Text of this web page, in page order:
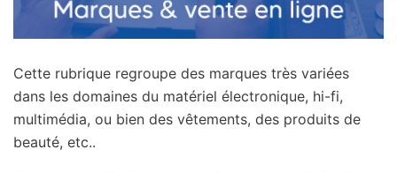
Cette rubrique regroupe des marques très variées
dans les domaines du matériel électronique, hi-fi,
multimédia, ou bien des vêtements, des produits de
beauté, etc..